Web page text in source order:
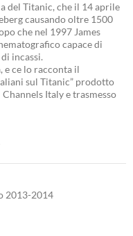
del Titanic, che il 14 aprile
causando oltre 1500
che nel 1997 James
capace di
incassi.
e ce lo racconta il
sul Titanic” prodotto
Italy e trasmesso
2013-2014